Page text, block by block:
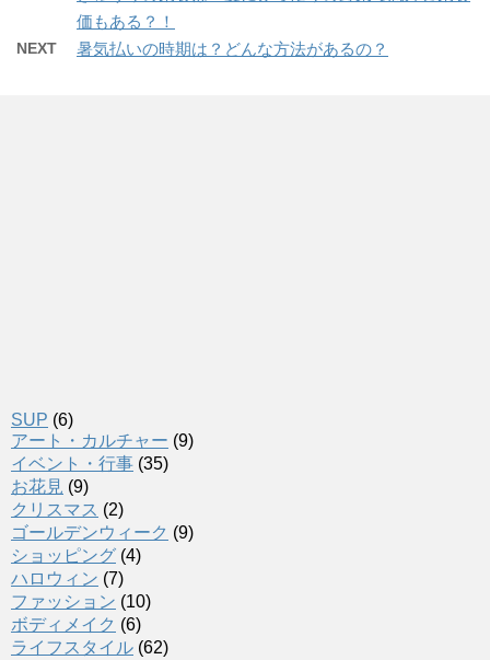
価もある？！
NEXT 暑気払いの時期は？どんな方法があるの？
SUP (6)
アート・カルチャー (9)
イベント・行事 (35)
お花見 (9)
クリスマス (2)
ゴールデンウィーク (9)
ショッピング (4)
ハロウィン (7)
ファッション (10)
ボディメイク (6)
ライフスタイル (62)